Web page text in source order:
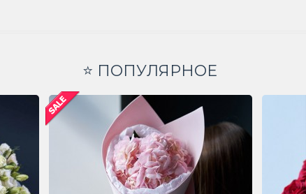
⭐ ПОПУЛЯРНОЕ